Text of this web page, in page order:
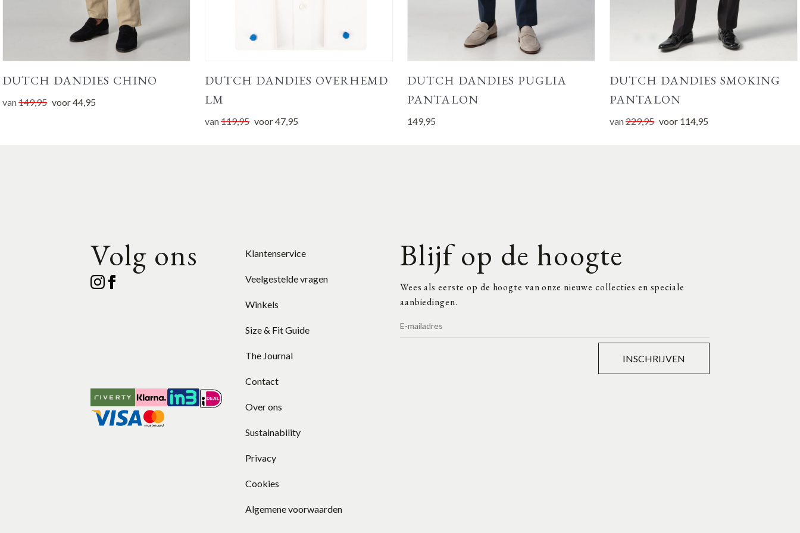
DUTCH DANDIES CHINO
van149,95 voor44,95
DUTCH DANDIES OVERHEMD
LM
van119,95 voor47,95
DUTCH DANDIES PUGLIA
PANTALON
149,95
DUTCH DANDIES SMOKING
PANTALON
van229,95 voor 114,95
Volg ons Blijf op de hoogte
Wees als eerste op de hoogte van onze nieuwe collecties en speciale
aanbiedingen.
INSCHRIJVEN
Klantenservice
Veelgestelde vragen
Winkels
Size & Fit Guide
The Journal
Contact
Over ons
Sustainability
Privacy
Cookies
Algemene voorwaarden